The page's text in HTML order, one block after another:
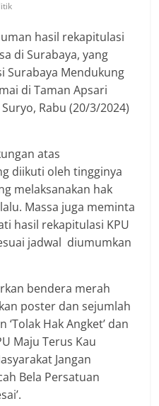
hasil rekapitulasi
di Surabaya, yang
Surabaya Mendukung
di Taman Apsari
Rabu (20/3/2024)
atas
diikuti oleh tingginya
melaksanakan hak
Massa juga meminta
hasil rekapitulasi KPU
jadwal diumumkan
bendera merah
poster dan sejumlah
Hak Angket’ dan
Maju Terus Kau
Jangan
Bela Persatuan